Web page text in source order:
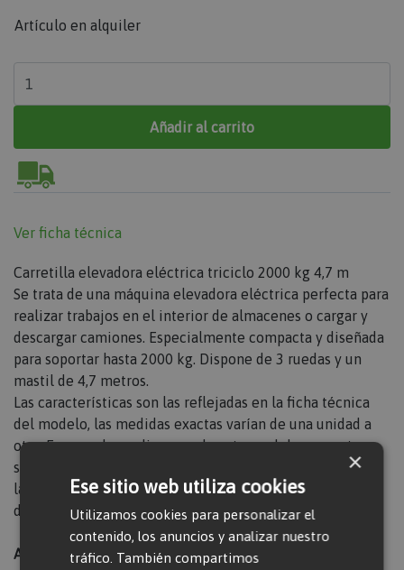
Artículo en alquiler
Añadir al carrito
Ver ficha técnica
Carretilla elevadora eléctrica triciclo 2000 kg 4,7 m
Se trata de una máquina elevadora eléctrica perfecta para
realizar trabajos en el interior de almacenes o cargar y
descargar camiones. Especialmente compacta y diseñada
para soportar hasta 2000 kg. Dispone de 3 ruedas y un
mastil de 4,7 metros.
Las características son las reflejadas en la ficha técnica
del modelo, las medidas exactas varían de una unidad a
otra. En caso de no disponer de este modelo concreto se
suministrará uno de similares características. Consultar
las características específicas de las máquinas
disponibles.
Alcance máximo horizontal (m):4,7
×
Ese sitio web utiliza cookies
Utilizamos cookies para personalizar el
contenido, los anuncios y analizar nuestro
tráfico. También compartimos